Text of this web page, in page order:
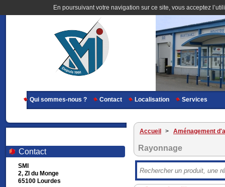
En poursuivant votre navigation sur ce site, vous acceptez
Qui sommes-nous ? Contact Localisation Services
Contact
SMI
2, ZI du Monge
65100 Lourdes
Accueil > Aménagement
Rayonnage